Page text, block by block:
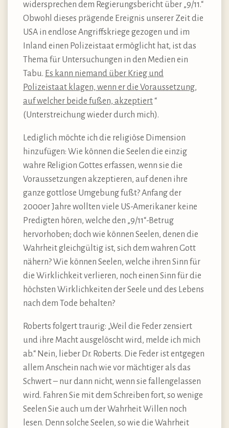
widersprechen dem Regierungsbericht über „9/11.“
Obwohl dieses prägende Ereignis unserer Zeit die
USA in endlose Angriffskriege gezogen und im
Inland einen Polizeistaat ermöglicht hat, ist das
Thema für Untersuchungen in den Medien ein
Tabu. Es kann niemand über Krieg und
Polizeistaat klagen, wenn er die Voraussetzung,
auf welcher beide fußen, akzeptiert“
(Unterstreichung wieder durch mich).
Lediglich möchte ich die religiöse Dimension
hinzufügen: Wie können die Seelen die einzig
wahre Religion Gottes erfassen, wenn sie die
Voraussetzungen akzeptieren, auf denen ihre
ganze gottlose Umgebung fußt? Anfang der
2000er Jahre wollten viele US-Amerikaner keine
Predigten hören, welche den „9/11“-Betrug
hervorhoben; doch wie können Seelen, denen die
Wahrheit gleichgültig ist, sich dem wahren Gott
nähern? Wie können Seelen, welche ihren Sinn für
die Wirklichkeit verlieren, noch einen Sinn für die
höchsten Wirklichkeiten der Seele und des Lebens
nach dem Tode behalten?
Roberts folgert traurig: „Weil die Feder zensiert
und ihre Macht ausgelöscht wird, melde ich mich
ab.“ Nein, lieber Dr. Roberts. Die Feder ist entgegen
allem Anschein nach wie vor mächtiger als das
Schwert – nur dann nicht, wenn sie fallengelassen
wird. Fahren Sie mit dem Schreiben fort, so wenige
Seelen Sie auch um der Wahrheit Willen noch
lesen. Denn solche Seelen, so wie die Wahrheit